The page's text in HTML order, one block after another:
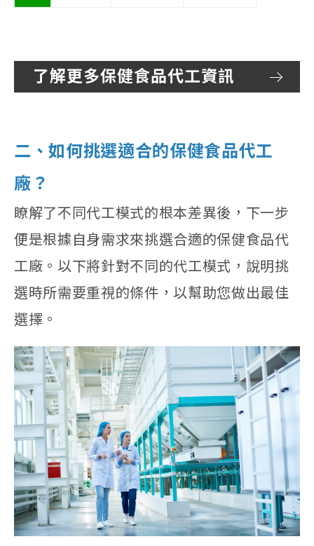
了解更多保健食品代工資訊
二、如何挑選適合的保健食品代工
廠？
瞭解了不同代工模式的根本差異後，下一步
便是根據自身需求來挑選合適的保健食品代
工廠。以下將針對不同的代工模式，說明挑
選時所需要重視的條件，以幫助您做出最佳
選擇。